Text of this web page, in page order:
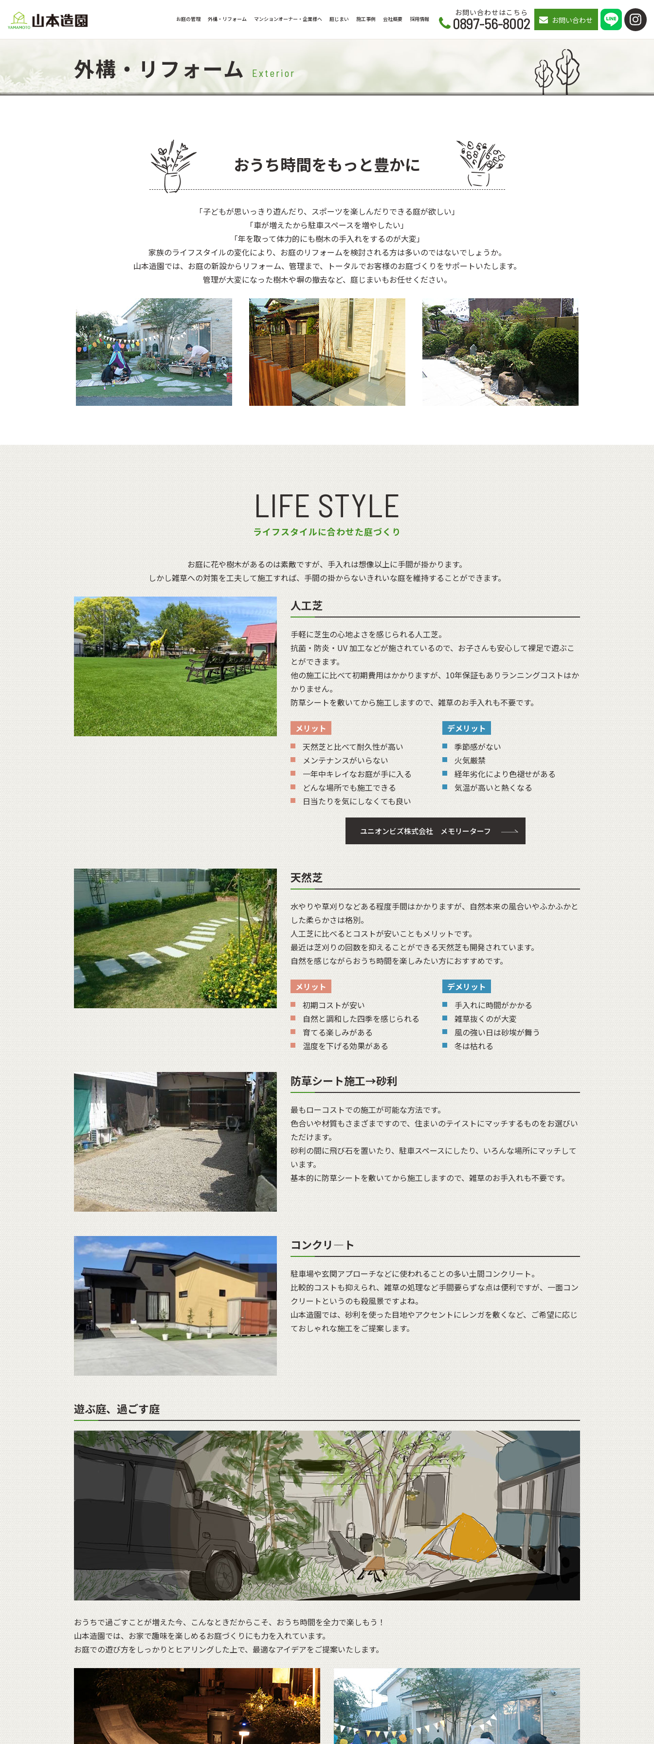
お問い合わせはこちら
0897-56-8002 お問い合わせ
お庭の管理 外構・リフォーム マンションオーナー・企業様へ 庭じまい 施工事例 会社概要 採用情報
外構・リフォーム Exterior
おうち時間をもっと豊かに
「子どもが思いっきり遊んだり、スポーツを楽しんだりできる庭が欲しい」
「車が増えたから駐車スペースを増やしたい」
「年を取って体力的にも樹木の手入れをするのが大変」
家族のライフスタイルの変化により、お庭のリフォームを検討される方は多いのではないでしょうか。
山本造園では、お庭の新設からリフォーム、管理まで、トータルでお客様のお庭づくりをサポートいたします。
管理が大変になった樹木や塀の撤去など、庭じまいもお任せください。
LIFE STYLE
ライフスタイルに合わせた庭づくり
お庭に花や樹木があるのは素敵ですが、手入れは想像以上に手間が掛かります。
しかし雑草への対策を工夫して施工すれば、手間の掛からないきれいな庭を維持することができます。
人工芝
手軽に芝生の心地よさを感じられる人工芝。
抗菌・防炎・UV 加工などが施されているので、お子さんも安心して裸足で遊ぶこ
とができます。
他の施工に比べて初期費用はかかりますが、10年保証もありランニングコストはか
かりません。
防草シートを敷いてから施工しますので、雑草のお手入れも不要です。
メリット
天然芝と比べて耐久性が高い
メンテナンスがいらない
一年中キレイなお庭が手に入る
どんな場所でも施工できる
日当たりを気にしなくても良い
デメリット
季節感がない
火気厳禁
経年劣化により色褪せがある
気温が高いと熱くなる
ユニオンビズ株式会社 メモリーターフ
天然芝
水やりや草刈りなどある程度手間はかかりますが、自然本来の風合いやふかふかと
した柔らかさは格別。
人工芝に比べるとコストが安いこともメリットです。
最近は芝刈りの回数を抑えることができる天然芝も開発されています。
自然を感じながらおうち時間を楽しみたい方におすすめです。
メリット
初期コストが安い
自然と調和した四季を感じられる
育てる楽しみがある
温度を下げる効果がある
デメリット
手入れに時間がかかる
雑草抜くのが大変
風の強い日は砂埃が舞う
冬は枯れる
防草シート施工→砂利
最もローコストでの施工が可能な方法です。
色合いや材質もさまざまですので、住まいのテイストにマッチするものをお選びい
ただけます。
砂利の間に飛び石を置いたり、駐車スペースにしたり、いろんな場所にマッチして
います。
基本的に防草シートを敷いてから施工しますので、雑草のお手入れも不要です。
コンクリ―ト
駐車場や玄関アプローチなどに使われることの多い土間コンクリート。
比較的コストも抑えられ、雑草の処理など手間要らずな点は便利ですが、一面コン
クリートというのも殺風景ですよね。
山本造園では、砂利を使った目地やアクセントにレンガを敷くなど、ご希望に応じ
ておしゃれな施工をご提案します。
遊ぶ庭、過ごす庭
おうちで過ごすことが増えた今、こんなときだからこそ、おうち時間を全力で楽しもう！
山本造園では、お家で趣味を楽しめるお庭づくりにも力を入れています。
お庭での遊び方をしっかりとヒアリングした上で、最適なアイデアをご提案いたします。